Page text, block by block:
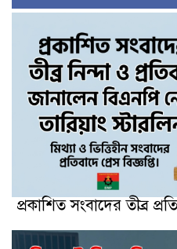
প্রকাশিত সংবাদের তীব্র